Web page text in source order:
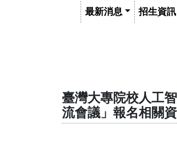
最新消息 招生資訊
臺灣大專院校人工
流會議」報名相關資